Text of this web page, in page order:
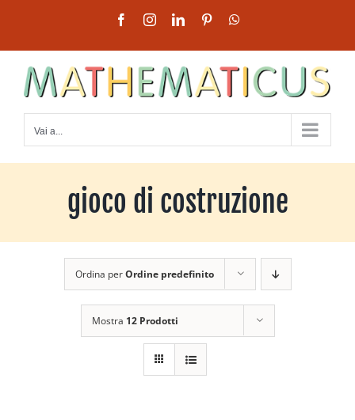
contenuto
FacebookInstagramLinkedInPinterest
Vai a...
gioco di costruzione
Ordina perOrdine predefinito
Mostra 12 Prodotti